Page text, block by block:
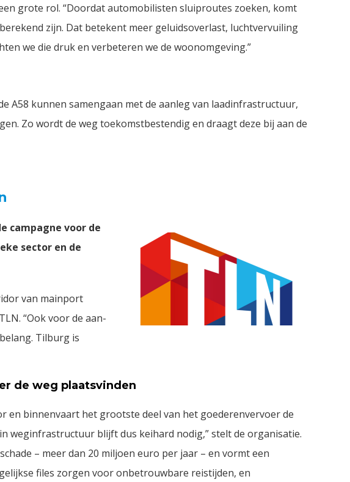
grote rol. “Doordat automobilisten sluiproutes zoeken, komt
zijn. Dat betekent meer geluidsoverlast, luchtvervuiling
we die druk en verbeteren we de woonomgeving.”
A58 kunnen samengaan met de aanleg van laadinfrastructuur,
Zo wordt de weg toekomstbestendig en draagt deze bij aan de
campagne voor de
sector en de
van mainport
“Ook voor de aan-
Tilburg is
de weg plaatsvinden
en binnenvaart het grootste deel van het goederenvervoer de
weginfrastructuur blijft dus keihard nodig,” stelt de organisatie.
– meer dan 20 miljoen euro per jaar – en vormt een
files zorgen voor onbetrouwbare reistijden, en